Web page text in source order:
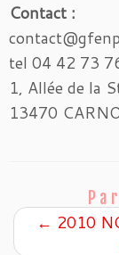
Contact :
tel 04 42 73
1, Allée de la
13470
← 2010